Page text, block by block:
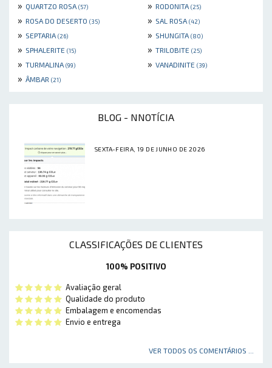
» QUARTZO ROSA (57) » RODONITA (25)
» ROSA DO DESERTO (35) » SAL ROSA (42)
» SEPTARIA (26) » SHUNGITA (80)
» SPHALERITE (15) » TRILOBITE (25)
» TURMALINA (99) » VANADINITE (39)
» ÂMBAR (21)
BLOG - NNOTÍCIA
SEXTA-FEIRA, 19 DE JUNHO DE 2026
CLASSIFICAÇÕES DE CLIENTES
100% POSITIVO
Avaliação geral
Qualidade do produto
Embalagem e encomendas
Envio e entrega
VER TODOS OS COMENTÁRIOS ...